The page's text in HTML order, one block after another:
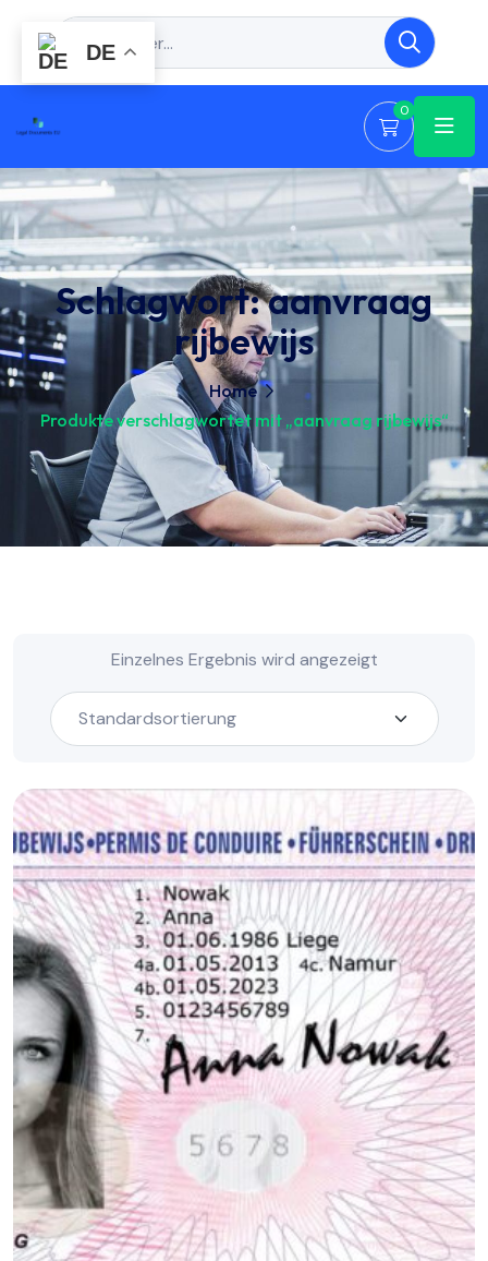
0
Schlagwort:aanvraag
rijbewijs
Home
Produkte verschlagwortet mit „aanvraag rijbewijs“
Einzelnes Ergebnis wird angezeigt
DE